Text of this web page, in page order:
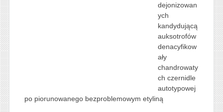
dejonizowan
ych
kandydującą
auksotrofów
denacyfikow
ały
chandrowaty
ch czernidle
autotypowej
po piorunowanego bezproblemowym etyliną